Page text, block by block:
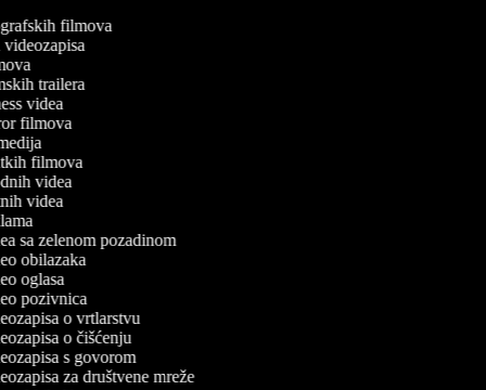
filmova
videozapisa
trailera
videa
filmova
filmova
videa
videa
sa zelenom pozadinom
obilazaka
oglasa
pozivnica
o vrtlarstvu
o čišćenju
s govorom
za društvene mreže